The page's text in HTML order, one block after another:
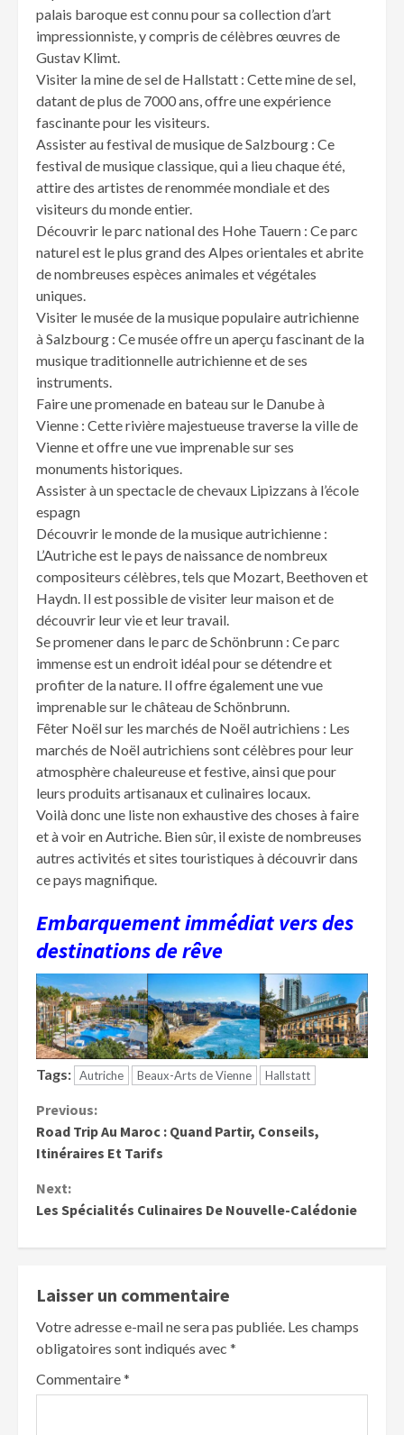
palais baroque est connu pour sa collection d’art
impressionniste, y compris de célèbres œuvres de
Gustav Klimt.
Visiter la mine de sel de Hallstatt : Cette mine de sel,
datant de plus de 7000 ans, offre une expérience
fascinante pour les visiteurs.
Assister au festival de musique de Salzbourg : Ce
festival de musique classique, qui a lieu chaque été,
attire des artistes de renommée mondiale et des
visiteurs du monde entier.
Découvrir le parc national des Hohe Tauern : Ce parc
naturel est le plus grand des Alpes orientales et abrite
de nombreuses espèces animales et végétales
uniques.
Visiter le musée de la musique populaire autrichienne
à Salzbourg : Ce musée offre un aperçu fascinant de la
musique traditionnelle autrichienne et de ses
instruments.
Faire une promenade en bateau sur le Danube à
Vienne : Cette rivière majestueuse traverse la ville de
Vienne et offre une vue imprenable sur ses
monuments historiques.
Assister à un spectacle de chevaux Lipizzans à l’école
espagn
Découvrir le monde de la musique autrichienne :
L’Autriche est le pays de naissance de nombreux
compositeurs célèbres, tels que Mozart, Beethoven et
Haydn. Il est possible de visiter leur maison et de
découvrir leur vie et leur travail.
Se promener dans le parc de Schönbrunn : Ce parc
immense est un endroit idéal pour se détendre et
profiter de la nature. Il offre également une vue
imprenable sur le château de Schönbrunn.
Fêter Noël sur les marchés de Noël autrichiens : Les
marchés de Noël autrichiens sont célèbres pour leur
atmosphère chaleureuse et festive, ainsi que pour
leurs produits artisanaux et culinaires locaux.
Voilà donc une liste non exhaustive des choses à faire
et à voir en Autriche. Bien sûr, il existe de nombreuses
autres activités et sites touristiques à découvrir dans
ce pays magnifique.
Embarquement immédiat vers des
destinations de rêve
Tags: Autriche Beaux-Arts de Vienne Hallstatt
Continue
Reading
Previous:
Road Trip Au Maroc : Quand Partir, Conseils,
Itinéraires Et Tarifs
Next:
Les Spécialités Culinaires De Nouvelle-Calédonie
Laisser un commentaire
Votre adresse e-mail ne sera pas publiée. Les champs
obligatoires sont indiqués avec *
Commentaire*